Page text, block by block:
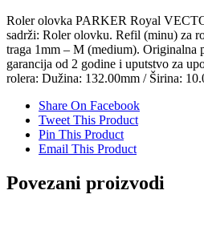
Roler olovka PARKER Royal
sadrži: Roler olovku. Refil (minu) za
traga 1mm – M (medium). Originalna
garancija od 2 godine i uputstvo za
rolera: Dužina: 132.00mm / Širina:
Share On Facebook
Tweet This Product
Pin This Product
Email This Product
Povezani proizvodi